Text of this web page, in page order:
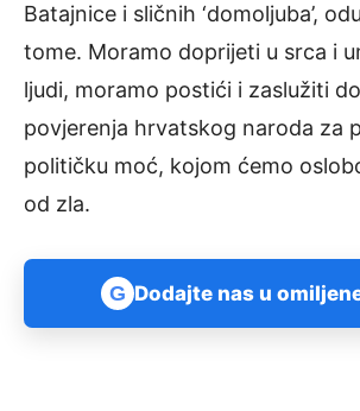
Batajnice i sličnih ‘domoljuba’,
tome. Moramo doprijeti u srca i
ljudi, moramo postići i zaslužiti
povjerenja hrvatskog naroda za
političku moć, kojom ćemo
od zla.
G Dodajte nas u